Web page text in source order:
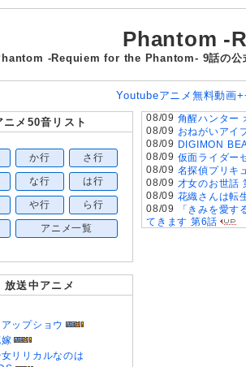
Phantom -
-Requiem for the Phantom- 9話の公式
Youtubeアニメ無料動画
ニメ50音リスト
か行 さ行
な行 は行
や行 ら行
アニメ一覧
放送中アニメ
ップショウ
リリカルなのは
08/09 角醒ハンター
08/09 おねがいアイ
08/09
DIGIMON
08/09 仮面ライダー
08/09 名探偵プリキ
08/09 才女のお世話
08/09 花織さんは転
08/09
「きみを愛す
てきます 第6話